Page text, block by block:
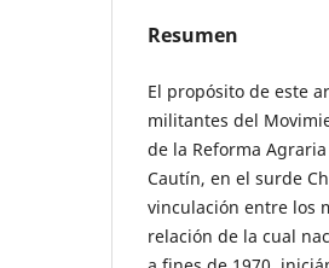
Resumen
El propósito de este
militantes del
de la Reforma
Cautín, en el surde
vinculación entre los
relación de la cual